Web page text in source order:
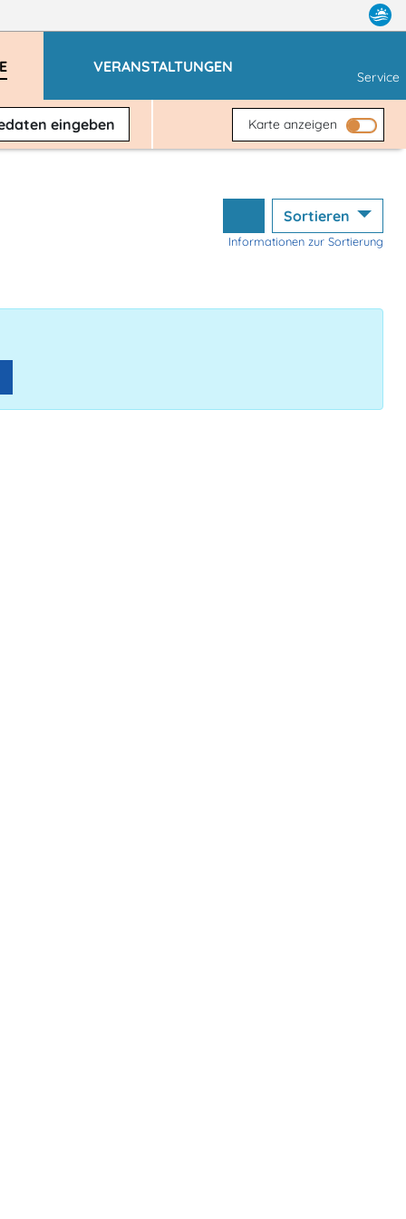
VERANSTALTUNGEN
Service
eingeben Karte anzeigen
Sortieren
Informationen zur Sortierung